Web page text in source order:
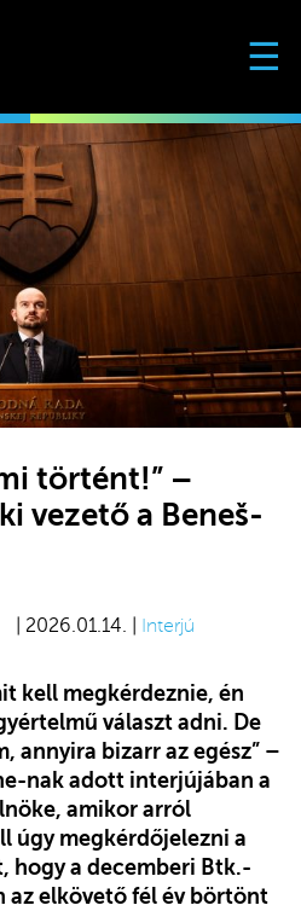
☰
történt!” –
vezető a Beneš-
| 2026.01.14. | Interjú
kell megkérdeznie, én
választ adni. De
annyira bizarr az egész” –
nak adott interjújában a
amikor arról
úgy megkérdőjelezni a
hogy a decemberi Btk.-
az elkövető fél év börtönt